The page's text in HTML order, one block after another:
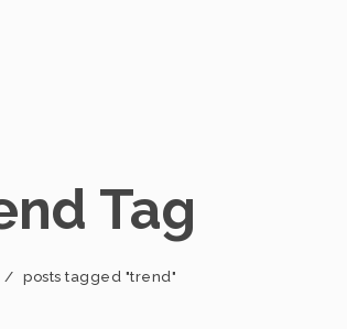
Tag
/ posts tagged "trend"